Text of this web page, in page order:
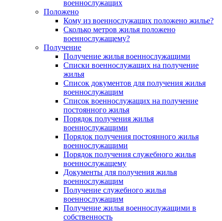
военнослужащих
Положено
Кому из военнослужащих положено жилье?
Сколько метров жилья положено
военнослужащему?
Получение
Получение жилья военнослужащими
Списки военнослужащих на получение
жилья
Список документов для получения жилья
военнослужащим
Список военнослужащих на получение
постоянного жилья
Порядок получения жилья
военнослужащими
Порядок получения постоянного жилья
военнослужащими
Порядок получения служебного жилья
военнослужащему
Документы для получения жилья
военнослужащим
Получение служебного жилья
военнослужащим
Получение жилья военнослужащими в
собственность